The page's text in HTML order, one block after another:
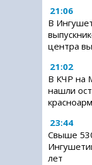
21:06
В
центра
21:02
В КЧР на
нашли
23:44
Свыше
лет